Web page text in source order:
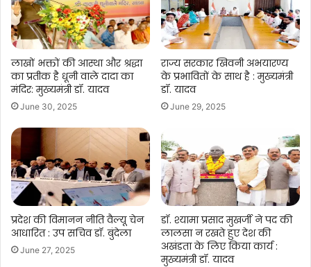
लाखों भक्तों की आस्था और श्रद्धा
का प्रतीक है धूनी वाले दादा का
मंदिर: मुख्यमंत्री डॉ. यादव
June 30, 2025
राज्य सरकार खिवनी अभयारण्य
के प्रभावितों के साथ है : मुख्यमंत्री
डॉ. यादव
June 29, 2025
प्रदेश की विमानन नीति वैल्यू चेन
आधारित : उप सचिव डॉ. बुंदेला
June 27, 2025
डॉ. श्यामा प्रसाद मुखर्जी ने पद की
लालसा न रखते हुए देश की
अखंडता के लिए किया कार्य :
मुख्यमंत्री डॉ. यादव